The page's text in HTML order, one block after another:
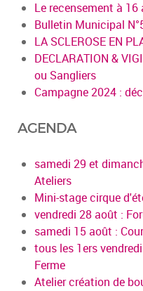
Le recensement à 16
Bulletin Municipal
LA SCLEROSE EN
DECLARATION &
ou Sangliers
Campagne 2024 :
AGENDA
samedi 29 et
Ateliers
Mini-stage cirque
vendredi 28 août :
samedi 15 août :
tous les 1ers
Ferme
Atelier création de